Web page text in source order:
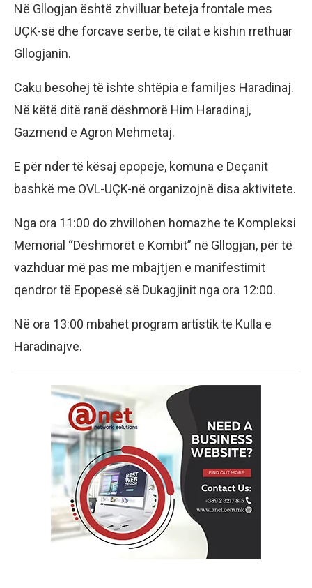
Në Gllogjan është zhvilluar beteja frontale mes
UÇK-së dhe forcave serbe, të cilat e kishin rrethuar
Gllogjanin.
Caku besohej të ishte shtëpia e familjes Haradinaj.
Në këtë ditë ranë dëshmorë Him Haradinaj,
Gazmend e Agron Mehmetaj.
E për nder të kësaj epopeje, komuna e Deçanit
bashkë me OVL-UÇK-në organizojnë disa aktivitete.
Nga ora 11:00 do zhvillohen homazhe te Kompleksi
Memorial “Dëshmorët e Kombit” në Gllogjan, për të
vazhduar më pas me mbajtjen e manifestimit
qendror të Epopesë së Dukagjinit nga ora 12:00.
Në ora 13:00 mbahet program artistik te Kulla e
Haradinajve.